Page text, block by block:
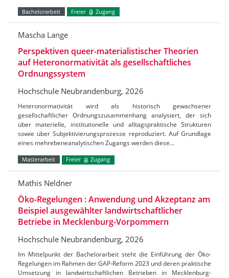
Bachelorarbeit Freier Zugang
Mascha Lange
Perspektiven queer-materialistischer Theorien
auf Heteronormativität als gesellschaftliches
Ordnungssystem
Hochschule Neubrandenburg, 2026
Heteronormativität wird als historisch gewachsener
gesellschaftlicher Ordnungszusammenhang analysiert, der sich
über materielle, institutionelle und alltagspraktische Strukturen
sowie über Subjektivierungsprozesse reproduziert. Auf Grundlage
eines mehrebeneanalytischen Zugangs werden diese…
Masterarbeit Freier Zugang
Mathis Neldner
Öko-Regelungen : Anwendung und Akzeptanz am
Beispiel ausgewählter landwirtschaftlicher
Betriebe in Mecklenburg-Vorpommern
Hochschule Neubrandenburg, 2026
Im Mittelpunkt der Bachelorarbeit steht die Einführung der Öko-
Regelungen im Rahmen der GAP-Reform 2023 und deren praktische
Umsetzung in landwirtschaftlichen Betrieben in Mecklenburg-